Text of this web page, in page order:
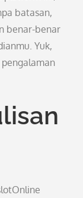
batasan,
benar-benar
Yuk,